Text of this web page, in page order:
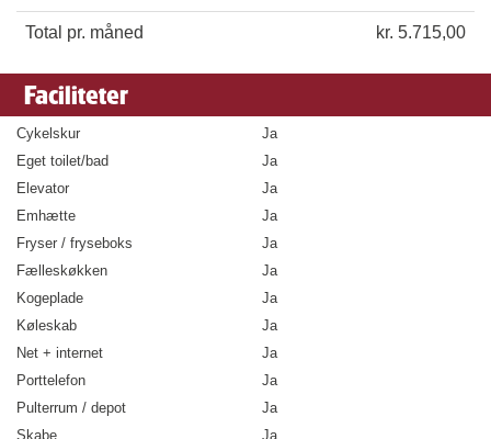
Total pr. måned kr. 5.715,00
Faciliteter
Cykelskur
Ja
Eget toilet/bad
Ja
Elevator
Ja
Emhætte
Ja
Fryser / fryseboks
Ja
Fælleskøkken
Ja
Kogeplade
Ja
Køleskab
Ja
Net + internet
Ja
Porttelefon
Ja
Pulterrum / depot
Ja
Skabe
Ja